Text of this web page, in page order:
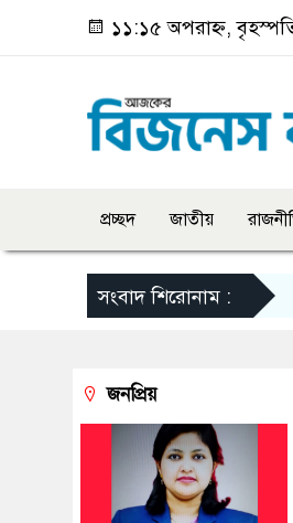
১১:১৫ অপরাহ্ন,
প্রচ্ছদ জাতীয়
সংবাদ শিরোনাম :
জনপ্রিয়